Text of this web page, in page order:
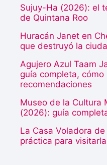
Sujuy-Ha (2026): el
de Quintana Roo
Huracán Janet en
que destruyó la
Agujero Azul Taam
guía completa, cómo
recomendaciones
Museo de la Cultura
(2026): guía
La Casa Voladora
práctica para visitarla